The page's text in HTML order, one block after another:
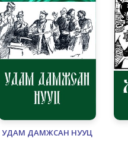
УДАМ ДАМЖСАН НУУЦ